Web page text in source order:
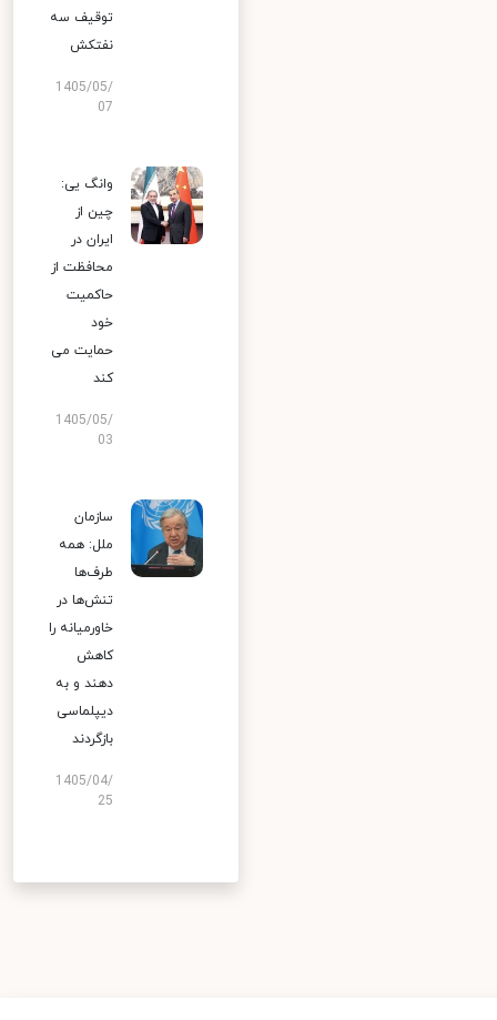
توقیف سه
نفتکش
1405/05/
07
وانگ یی:
چین از
ایران در
محافظت از
حاکمیت
خود
حمایت می
کند
1405/05/
03
سازمان
ملل: همه
طرف‌ها
تنش‌ها در
خاورمیانه را
کاهش
دهند و به
دیپلماسی
بازگردند
1405/04/
25